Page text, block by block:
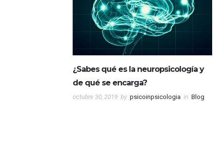
¿Sabes qué es la neuropsicología y
de qué se encarga?
octubre 30, 2019 by psicoinpsicologia in Blog